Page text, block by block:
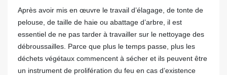
Après avoir mis en œuvre le travail d’élagage, de tonte de
pelouse, de taille de haie ou abattage d’arbre, il est
essentiel de ne pas tarder à travailler sur le nettoyage des
débroussailles. Parce que plus le temps passe, plus les
déchets végétaux commencent à sécher et ils peuvent être
un instrument de prolifération du feu en cas d’existence